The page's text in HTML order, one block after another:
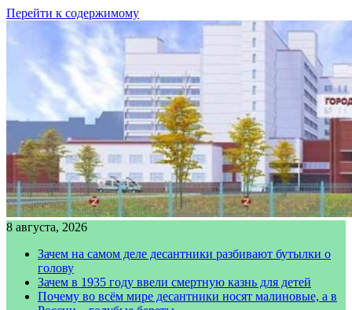
Перейти к содержимому
8 августа, 2026
Зачем на самом деле десантники разбивают бутылки о
голову
Зачем в 1935 году ввели смертную казнь для детей
Почему во всём мире десантники носят малиновые, а в